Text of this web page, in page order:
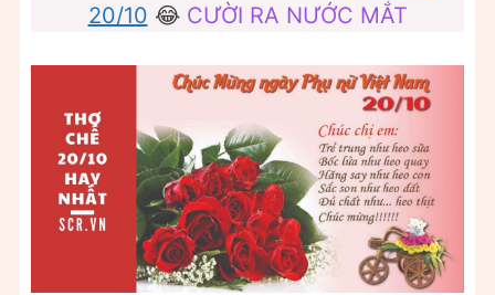
20/10 😂 CƯỜI RA NƯỚC MẮT